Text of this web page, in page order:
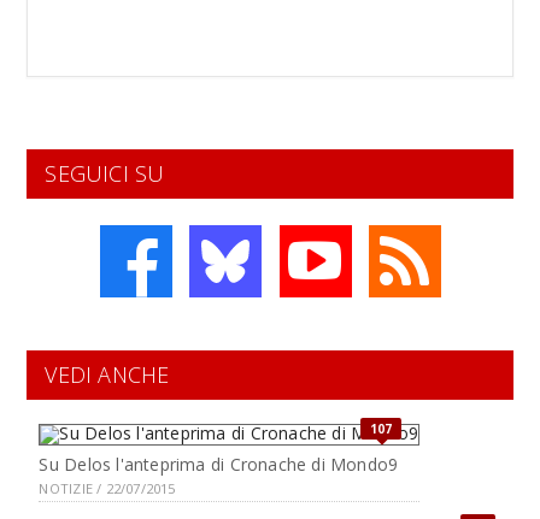
SEGUICI SU
VEDI ANCHE
107
Su Delos l'anteprima di Cronache di Mondo9
NOTIZIE / 22/07/2015